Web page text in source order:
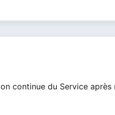
continue du Service